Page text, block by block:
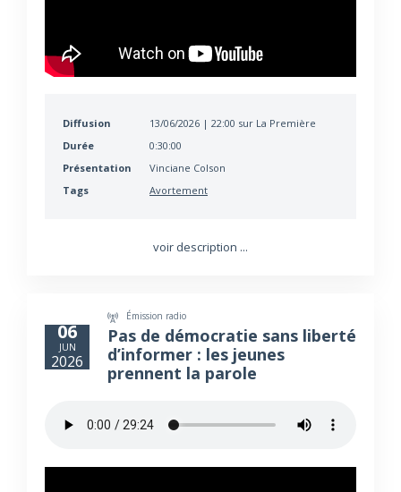
Diffusion
13/06/2026 | 22:00 sur La Première
Durée
0:30:00
Présentation
Vinciane Colson
Tags
Avortement
voir description ...
06
JUN
2026
Émission radio
Pas de démocratie sans liberté
d’informer : les jeunes
prennent la parole